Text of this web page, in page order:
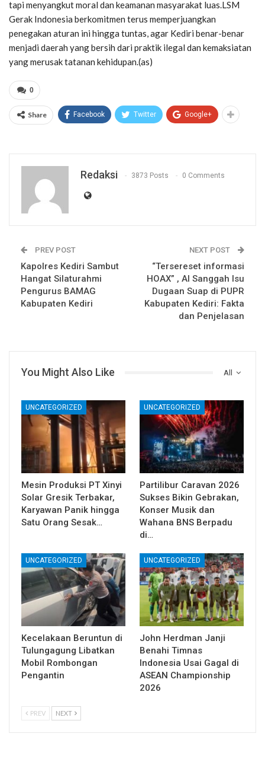
tapi menyangkut moral dan keamanan masyarakat luas.LSM
Gerak Indonesia berkomitmen terus memperjuangkan
penegakan aturan ini hingga tuntas, agar Kediri benar-benar
menjadi daerah yang bersih dari praktik ilegal dan kemaksiatan
yang merusak tatanan kehidupan.(as)
0
Share Facebook Twitter Google+
Redaksi 3873 Posts 0 Comments
PREV POST
Kapolres Kediri Sambut
Hangat Silaturahmi
Pengurus BAMAG
Kabupaten Kediri
NEXT POST
“Tersereset informasi
HOAX” , AI Sanggah Isu
Dugaan Suap di PUPR
Kabupaten Kediri: Fakta
dan Penjelasan
All
You Might Also Like
UNCATEGORIZED
Mesin Produksi PT Xinyi
Solar Gresik Terbakar,
Karyawan Panik hingga
Satu Orang Sesak…
UNCATEGORIZED
Partilibur Caravan 2026
Sukses Bikin Gebrakan,
Konser Musik dan
Wahana BNS Berpadu
di…
UNCATEGORIZED
Kecelakaan Beruntun di
Tulungagung Libatkan
Mobil Rombongan
Pengantin
UNCATEGORIZED
John Herdman Janji
Benahi Timnas
Indonesia Usai Gagal di
ASEAN Championship
2026
PREV NEXT